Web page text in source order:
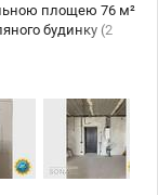
площею 76 м²
будинку (2
та брудні
переплановано
стіни; • повністю
прокладено
опалення; •